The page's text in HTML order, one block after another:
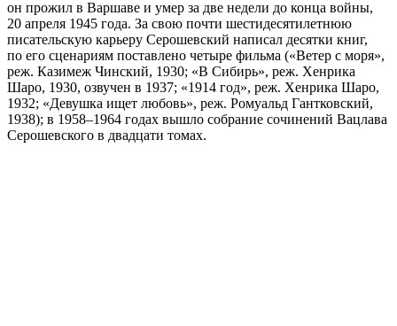
он прожил в Варшаве и умер за две недели до конца войны,
20 апреля 1945 года. За свою почти шестидесятилетнюю
писательскую карьеру Серошевский написал десятки книг,
по его сценариям поставлено четыре фильма («Ветер с моря»,
реж. Казимеж Чинский, 1930; «В Сибирь», реж. Хенрика
Шаро, 1930, озвучен в 1937; «1914 год», реж. Хенрика Шаро,
1932; «Девушка ищет любовь», реж. Ромуальд Гантковский,
1938); в 1958–1964 годах вышло собрание сочинений Вацлава
Серошевского в двадцати томах.